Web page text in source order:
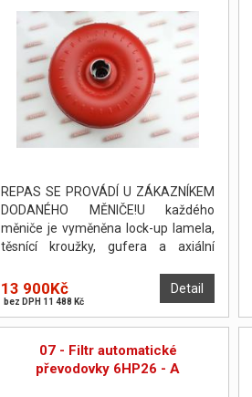
REPAS SE PROVÁDÍ U ZÁKAZNÍKEM
DODANÉHO MĚNIČE!U každého
měniče je vyměněna lock-up lamela,
těsnící kroužky, gufera a axiální
vyvážen.
Detail
13 900Kč
bez DPH 11 488 Kč
07 - Filtr automatické
převodovky 6HP26 - A